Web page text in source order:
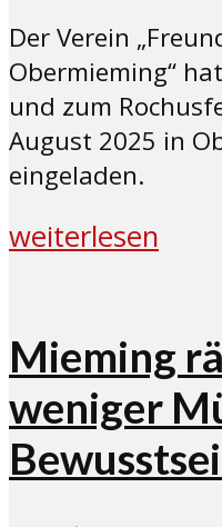
Der Verein
Obermieming“
und zum
August 2025 in
eingeladen.
weiterlesen
Mieming
weniger